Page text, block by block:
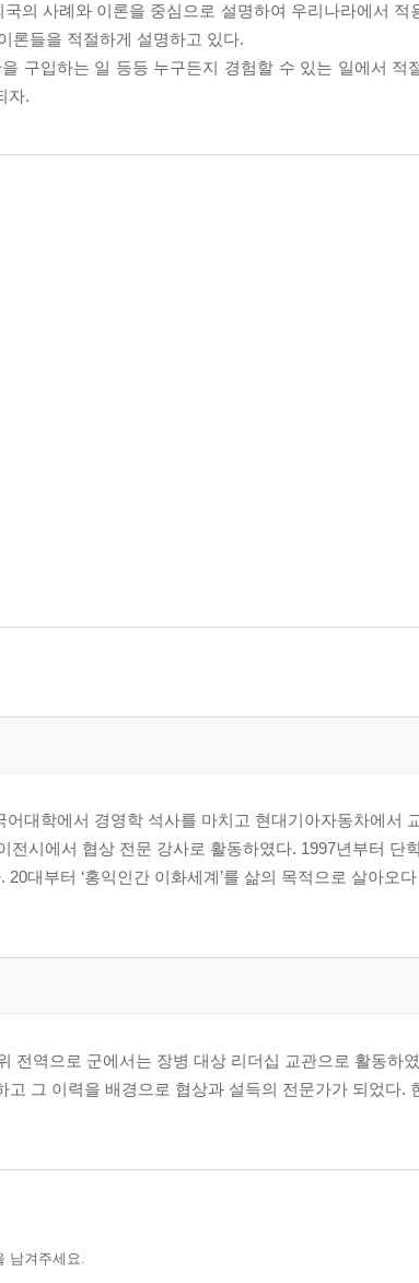
의 사례와 이론을 중심으로 설명하여 우리나라에서 적
론들을 적절하게 설명하고 있다.
구입하는 일 등등 누구든지 경험할 수 있는 일에서 적
자.
대학에서 경영학 석사를 마치고 현대기아자동차에서
시에서 협상 전문 강사로 활동하였다. 1997년부터 단
대부터 ‘홍익인간 이화세계’를 삶의 목적으로 살아오
전역으로 군에서는 장병 대상 리더십 교관으로 활동하
그 이력을 배경으로 협상과 설득의 전문가가 되었다.
남겨주세요.